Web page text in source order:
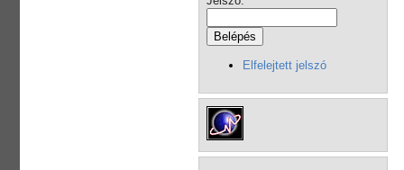
Elfelejtett jelszó